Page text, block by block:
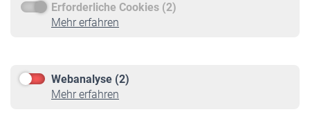
Erforderliche Cookies (2)
Mehr erfahren
Webanalyse (2)
Mehr erfahren
Service
Informationen
Online-Rechner
VBLnewsletter